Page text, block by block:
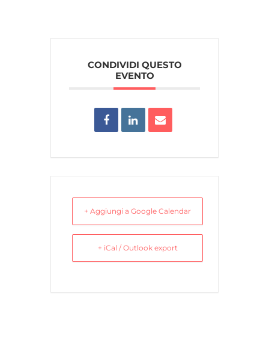
CONDIVIDI QUESTO
EVENTO
+ Aggiungi a Google Calendar
+ iCal / Outlook export